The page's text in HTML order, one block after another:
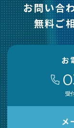
お問い合
無料ご
お
受
メ